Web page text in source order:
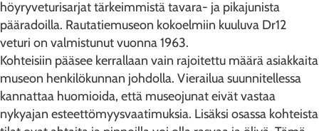
höyryveturisarjat tärkeimmistä tavara- ja pikajunista
pääradoilla. Rautatiemuseon kokoelmiin kuuluva Dr12
veturi on valmistunut vuonna 1963.
Kohteisiin pääsee kerrallaan vain rajoitettu määrä asiakkaita
museon henkilökunnan johdolla. Vierailua suunnitellessa
kannattaa huomioida, että museojunat eivät vastaa
nykyajan esteettömyysvaatimuksia. Lisäksi osassa kohteista